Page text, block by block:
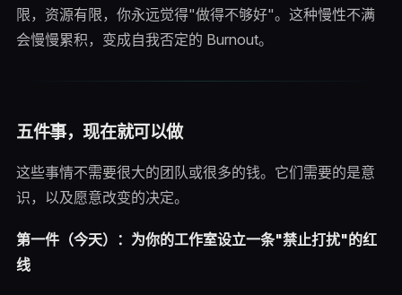
限，资源有限，你永远觉得"做得不够好"。这种慢性不满
会慢慢累积，变成自我否定的 Burnout。
五件事，现在就可以做
这些事情不需要很大的团队或很多的钱。它们需要的是意
识，以及愿意改变的决定。
第一件（今天）：为你的工作室设立一条"禁止打扰"的红
线